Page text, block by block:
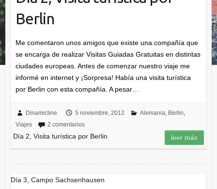
Berlin
Me comentaron unos amigos que existe una compañía que
se encarga de realizar Visitas Guiadas Gratuitas en distintas
ciudades europeas. Antes de comenzar nuestro viaje me
informé en internet y ¡Sorpresa! Había una visita turística
por Berlin con esta compañía. A pesar…
Dinamicline 5 noviembre, 2012 Alemania, Berlin,
Viajes
2 comentarios
Día 2, Visita turística por Berlin leer más
Día 3, Campo Sachsenhausen